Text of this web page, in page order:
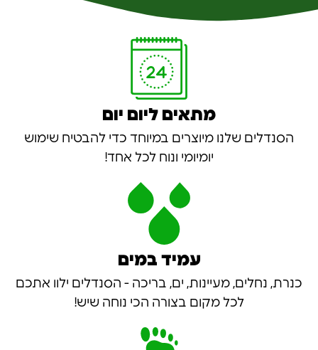
מתאים ליום יום
הסנדלים שלנו מיוצרים במיוחד כדי להבטיח שימוש
יומיומי ונוח לכל אחד!
עמיד במים
כנרת, נחלים, מעיינות, ים, בריכה - הסנדלים ילוו אתכם
לכל מקום בצורה הכי נוחה שיש!